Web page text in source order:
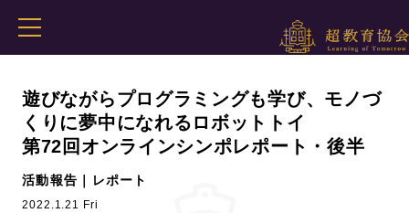
遊びながらプログラミングも学び、モノづ
くりに夢中になれるロボットトイ
第72回オンラインシンポレポート・後半
活動報告｜レポート
2022.1.21 Fri